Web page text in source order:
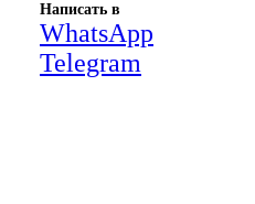
Написать в
WhatsApp
Telegram